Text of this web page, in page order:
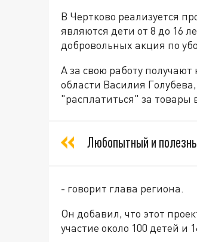
В Чертково реализуется
являются дети от 8 до 16
добровольных акция по
А за свою работу
области Василия
"расплатиться" за товары
Любопытный и
- говорит глава региона.
Он добавил, что этот
участие около 100 детей